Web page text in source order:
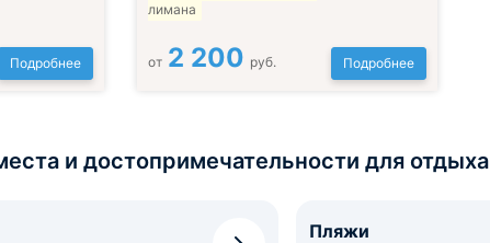
Подробнее
лимана
от 2 200 руб. Подробнее
и достопримечательности для отдыха
Пляжи